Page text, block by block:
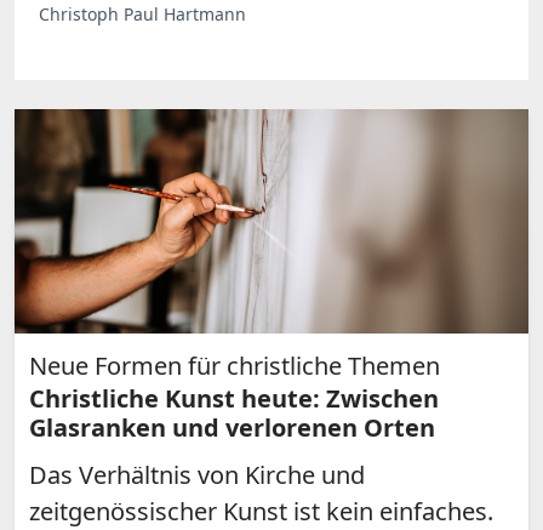
Christoph Paul Hartmann
Neue Formen für christliche Themen
Christliche Kunst heute: Zwischen
Glasranken und verlorenen Orten
Das Verhältnis von Kirche und
zeitgenössischer Kunst ist kein einfaches.